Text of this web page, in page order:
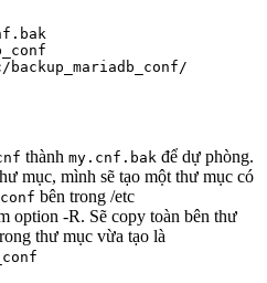
thành my.cnf.bak để dự phòng.
mục, mình sẽ tạo một thư mục có
bên trong /etc
option -R. Sẽ copy toàn bên thư
thư mục vừa tạo là